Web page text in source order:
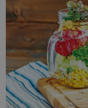
podmínkám. Sucho,